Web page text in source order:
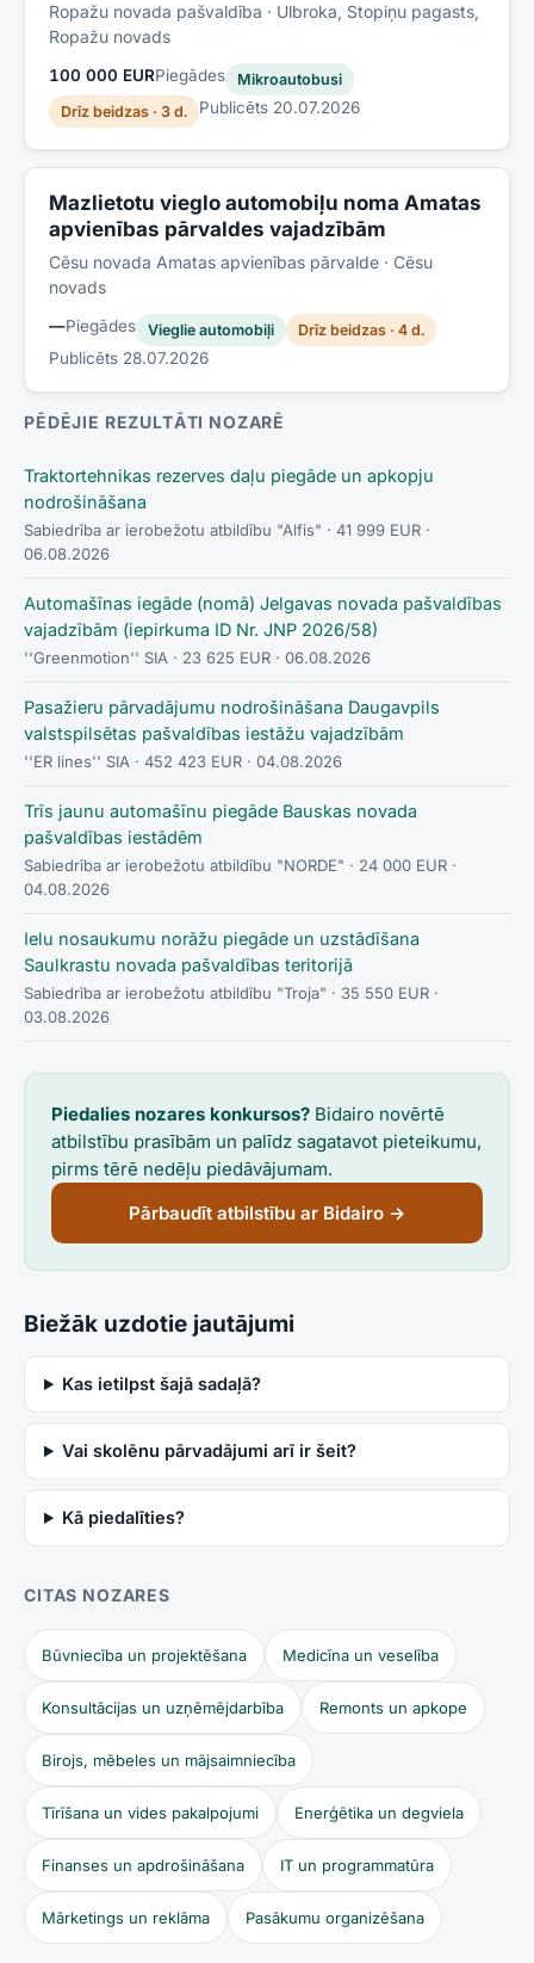
Ropažu novada pašvaldība · Ulbroka, Stopiņu pagasts,
Ropažu novads
100 000 EURPiegādes
Mikroautobusi
Drīz beidzas · 3 d.
Publicēts 20.07.2026
Mazlietotu vieglo automobiļu noma Amatas
apvienības pārvaldes vajadzībām
Cēsu novada Amatas apvienības pārvalde · Cēsu
novads
—Piegādes Vieglie automobiļi Drīz beidzas · 4 d.
Publicēts 28.07.2026
PĒDĒJIE REZULTĀTI NOZARĒ
Traktortehnikas rezerves daļu piegāde un apkopju
nodrošināšana
Sabiedrība ar ierobežotu atbildību "Alfis" · 41 999 EUR ·
06.08.2026
Automašīnas iegāde (nomā) Jelgavas novada pašvaldības
vajadzībām (iepirkuma ID Nr. JNP 2026/58)
''Greenmotion'' SIA · 23 625 EUR · 06.08.2026
Pasažieru pārvadājumu nodrošināšana Daugavpils
valstspilsētas pašvaldības iestāžu vajadzībām
''ER lines'' SIA · 452 423 EUR · 04.08.2026
Trīs jaunu automašīnu piegāde Bauskas novada
pašvaldības iestādēm
Sabiedrība ar ierobežotu atbildību "NORDE" · 24 000 EUR ·
04.08.2026
Ielu nosaukumu norāžu piegāde un uzstādīšana
Saulkrastu novada pašvaldības teritorijā
Sabiedrība ar ierobežotu atbildību "Troja" · 35 550 EUR ·
03.08.2026
Piedalies nozares konkursos? Bidairo novērtē
atbilstību prasībām un palīdz sagatavot pieteikumu,
pirms tērē nedēļu piedāvājumam.
Pārbaudīt atbilstību ar Bidairo →
Biežāk uzdotie jautājumi
Kas ietilpst šajā sadaļā?
Vai skolēnu pārvadājumi arī ir šeit?
Kā piedalīties?
CITAS NOZARES
Būvniecība un projektēšana Medicīna un veselība
Konsultācijas un uzņēmējdarbība Remonts un apkope
Birojs, mēbeles un mājsaimniecība
Tīrīšana un vides pakalpojumi Enerģētika un degviela
Finanses un apdrošināšana IT un programmatūra
Mārketings un reklāma Pasākumu organizēšana